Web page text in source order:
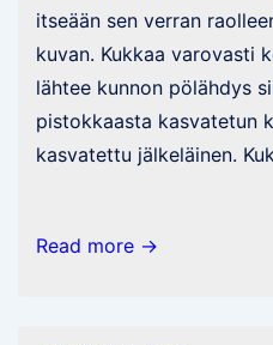
itseään sen verran
kuvan. Kukkaa varovasti
lähtee kunnon pölähdys
pistokkaasta kasvatetun
kasvatettu jälkeläinen.
Ulupica
Read more →